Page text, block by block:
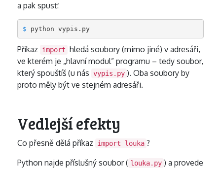
a pak spusť:
$ python vypis.py
Příkaz import hledá soubory (mimo jiné) v adresáři,
ve kterém je „hlavní modul” programu – tedy soubor,
který spouštíš (u nás vypis.py ). Oba soubory by
proto měly být ve stejném adresáři.
Vedlejší efekty
Co přesně dělá příkaz import louka ?
Python najde příslušný soubor ( louka.py ) a provede